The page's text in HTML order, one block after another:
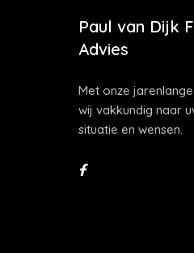
Paul van Dijk
Advies
Met onze
wij vakkundig naar
situatie en wensen.